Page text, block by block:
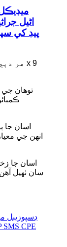
اڻيل
انهن جي
سان ٺهيل